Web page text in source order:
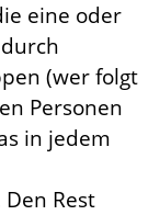
eine oder
(wer folgt
Personen
in jedem
Rest